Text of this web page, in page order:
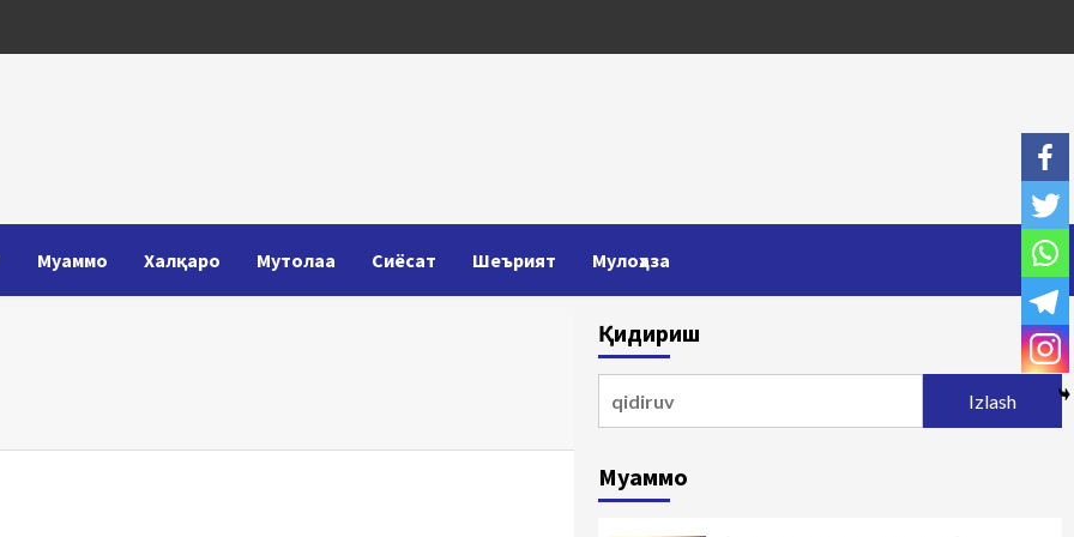
Муаммо Халқаро Мутолаа Сиёсат Шеърият Мулоҳаза
Қидириш
Муаммо